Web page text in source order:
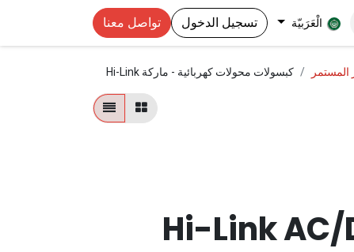
الْعَرَبيّة تسجيل الدخول تواصل معنا
المستمر كبسولات محولات كهربائية - ماركة Hi-Link
Hi-Link AC/